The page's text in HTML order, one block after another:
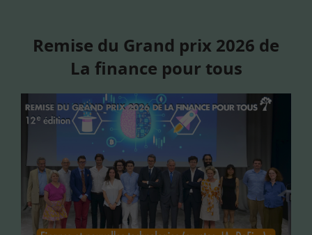
Remise du Grand prix 2026 de
La finance pour tous